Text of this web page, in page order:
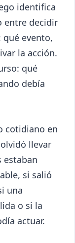
identifica
entre decidir
qué evento,
la acción.
qué
debía
cotidiano en
llevar
estaban
si salió
una
o si la
actuar.